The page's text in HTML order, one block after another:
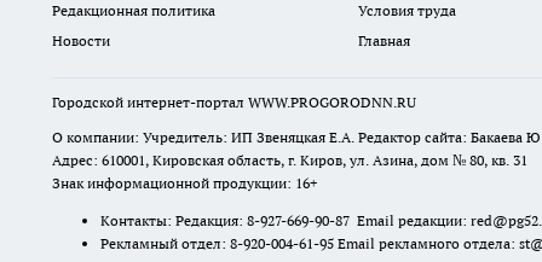
Редакционная политика
Условия труда
Новости
Главная
Городской интернет-портал WWW.PROGORODNN.RU
О компании: Учредитель: ИП Звеняцкая Е.А. Редактор сайта: Бакаева
Адрес: 610001, Кировская область, г. Киров, ул. Азина, дом № 80, кв. 31
Знак информационной продукции: 16+
Контакты: Редакция: 8-927-669-90-87 Email редакции:
Рекламный отдел: 8-920-004-61-95 Email рекламного отдела: